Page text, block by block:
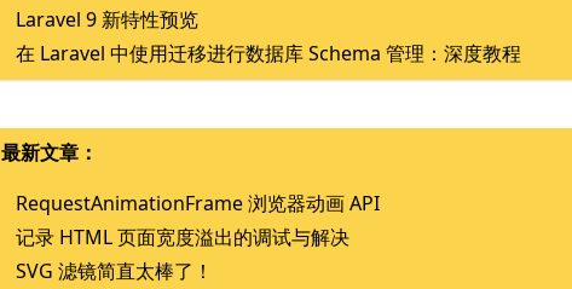
Laravel 9 新特性预览
在 Laravel 中使用迁移进行数据库 Schema 管理：深度教程
最新文章：
RequestAnimationFrame 浏览器动画 API
记录 HTML 页面宽度溢出的调试与解决
SVG 滤镜简直太棒了！